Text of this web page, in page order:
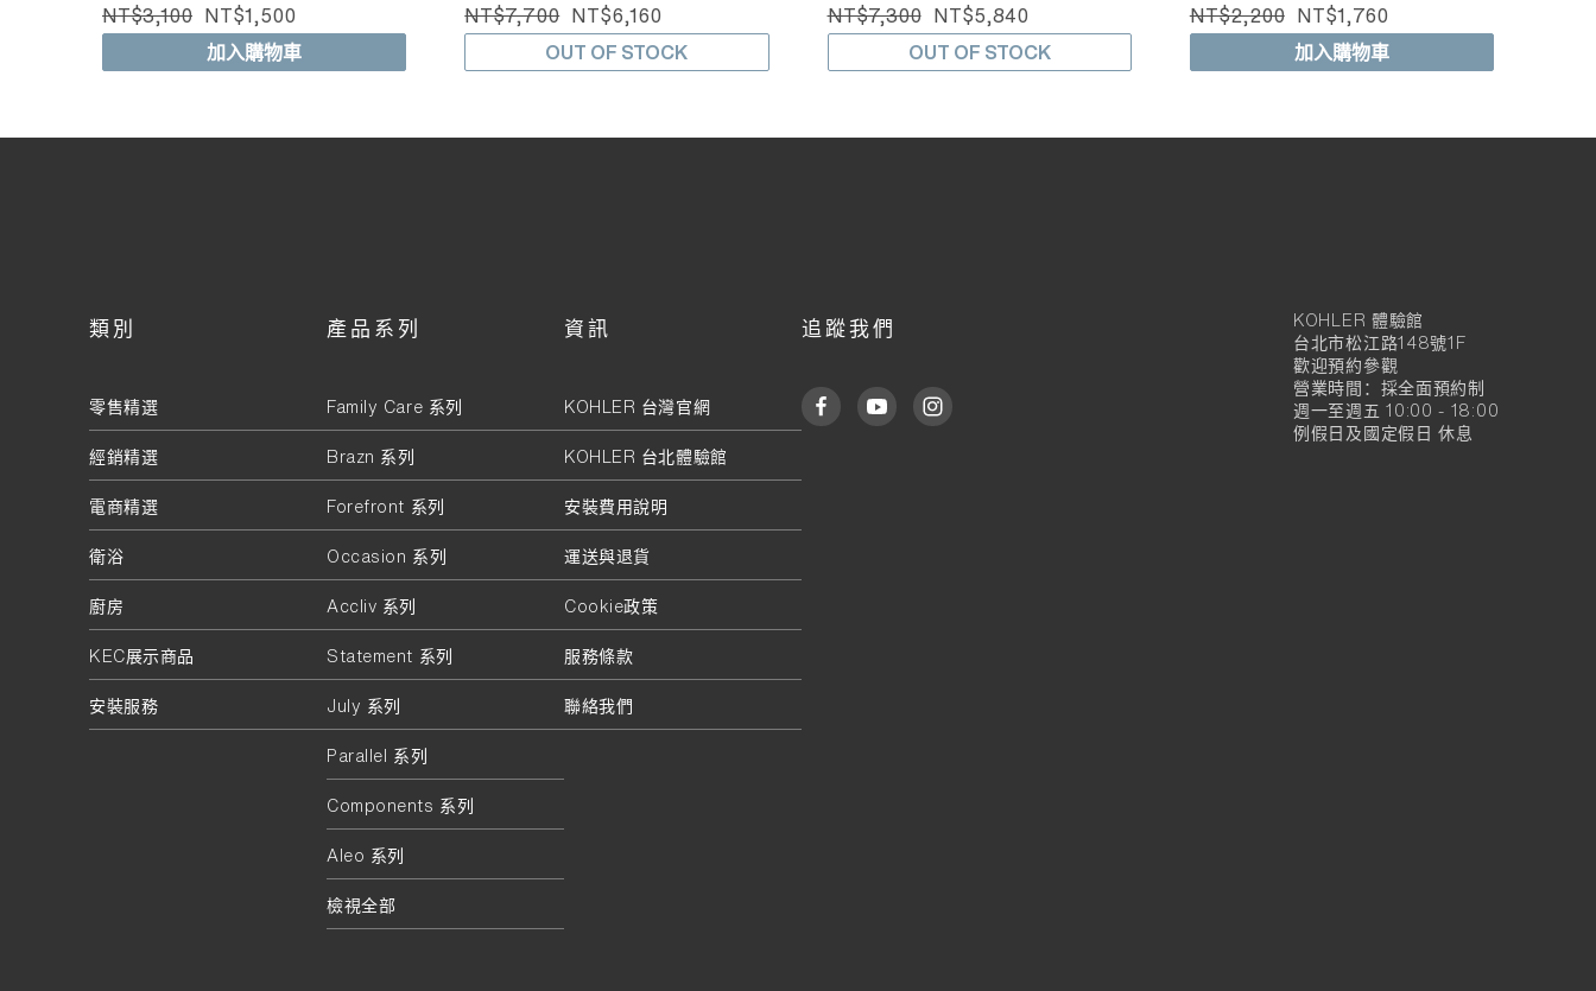
NT$3,100 NT$1,500
加入購物車
NT$7,700 NT$6,160
OUT OF STOCK
NT$7,300 NT$5,840
OUT OF STOCK
NT$2,200 NT$1,760
加入購物車
類別
零售精選
經銷精選
電商精選
衛浴
廚房
KEC展示商品
安裝服務
產品系列
Family Care 系列
Brazn 系列
Forefront 系列
Occasion 系列
Accliv 系列
Statement 系列
July 系列
Parallel 系列
Components 系列
Aleo 系列
檢視全部
資訊
KOHLER 台灣官網
KOHLER 台北體驗館
安裝費用說明
運送與退貨
Cookie政策
服務條款
聯絡我們
追蹤我們
KOHLER
官
方
旗
KOHLER 體驗館
台北市松江路148號1F
歡迎預約參觀
營業時間：採全面預約制
週一至週五 10:00 - 18:00
例假日及國定假日 休息